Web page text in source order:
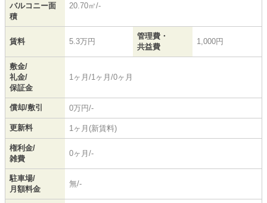
バルコニー面
積
20.70㎡/-
賃料 5.3万円
管理費・
共益費
1,000円
敷金/
礼金/
保証金
1ヶ月/1ヶ月/0ヶ月
償却/敷引 0万円/-
更新料 1ヶ月(新賃料)
権利金/
雑費
0ヶ月/-
駐車場/
月額料金
無/-